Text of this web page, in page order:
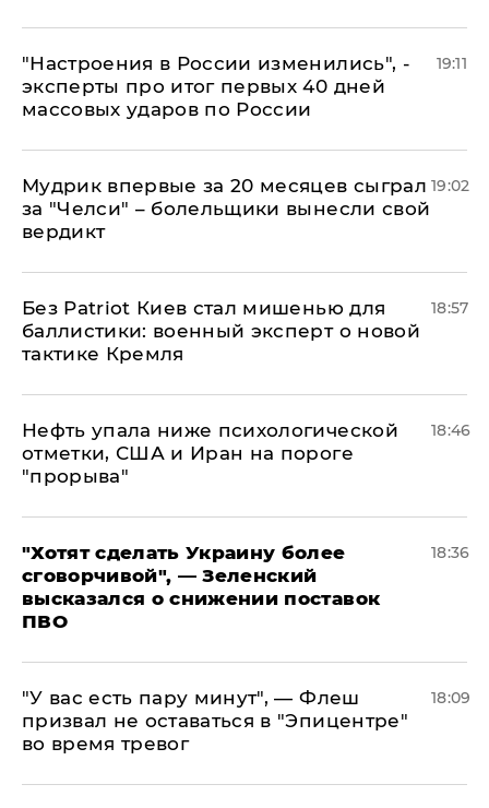
"Настроения в России изменились", -
эксперты про итог первых 40 дней
массовых ударов по России
19:11
Мудрик впервые за 20 месяцев сыграл
за "Челси" – болельщики вынесли свой
вердикт
19:02
​Без Patriot Киев стал мишенью для
баллистики: военный эксперт о новой
тактике Кремля
18:57
Нефть упала ниже психологической
отметки, США и Иран на пороге
"прорыва"
18:46
​"Хотят сделать Украину более
сговорчивой", — Зеленский
высказался о снижении поставок
ПВО
18:36
​"У вас есть пару минут", — Флеш
призвал не оставаться в "Эпицентре"
во время тревог
18:09